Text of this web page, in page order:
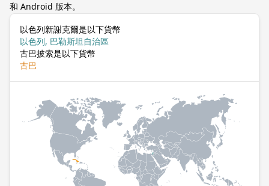
和 Android 版本。
以色列新謝克爾是以下貨幣
以色列, 巴勒斯坦自治區
古巴披索是以下貨幣
古巴